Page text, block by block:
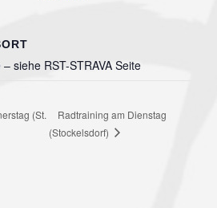
siehe RST-STRAVA Seite
(St.
Radtraining am Dienstag
(Stockelsdorf)